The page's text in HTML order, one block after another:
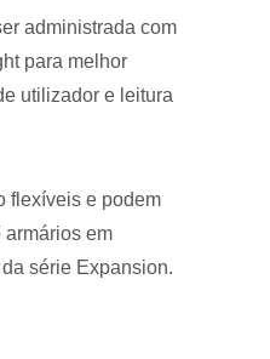
administrada com
para melhor
utilizador e leitura
flexíveis e podem
armários em
série Expansion.